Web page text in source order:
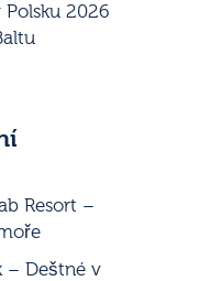
2026
Resort –
– Deštné v